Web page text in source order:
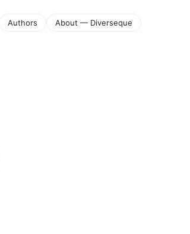
Authors About — Diverseque